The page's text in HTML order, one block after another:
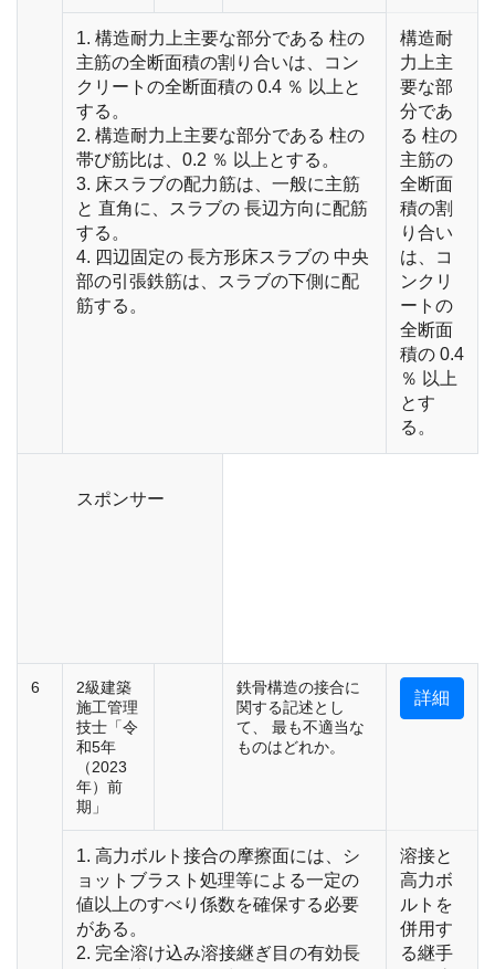
1. 構造耐力上主要な部分である 柱の
主筋の全断面積の割り合いは、コン
クリートの全断面積の 0.4 ％ 以上と
する。
2. 構造耐力上主要な部分である 柱の
帯び筋比は、0.2 ％ 以上とする。
3. 床スラブの配力筋は、一般に主筋
と 直角に、スラブの 長辺方向に配筋
する。
4. 四辺固定の 長方形床スラブの 中央
部の引張鉄筋は、スラブの下側に配
筋する。
構造耐
力上主
要な部
分であ
る 柱の
主筋の
全断面
積の割
り合い
は、コ
ンクリ
ートの
全断面
積の 0.4
％ 以上
とす
る。
スポンサー
6
2級建築
施工管理
技士「令
和5年
（2023
年）前
期」
鉄骨構造の接合に
関する記述とし
て、 最も不適当な
ものはどれか。
詳細
1. 高力ボルト接合の摩擦面には、シ
ョットブラスト処理等による一定の
値以上のすべり係数を確保する必要
がある。
2. 完全溶け込み溶接継ぎ目の有効長
溶接と
高力ボ
ルトを
併用す
る継手